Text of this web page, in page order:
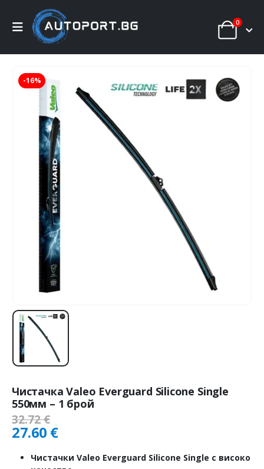
0
-16%
Чистачка Valeo Everguard Silicone Single
550мм – 1 брой
32.72€
27.60 €
Чистачки Valeo Everguard Silicone Single с високо